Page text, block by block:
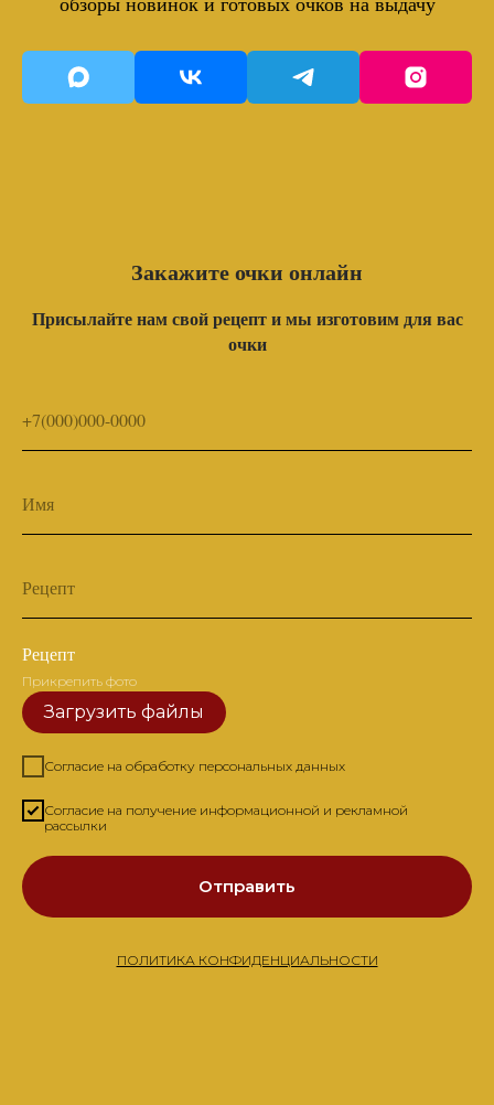
Закажите очки онлайн
Присылайте нам свой рецепт и мы изготовим для вас
очки
+7(000)000-0000
Имя
Рецепт
Рецепт
Прикрепить фото
Загрузить файлы
Согласие на обработку персональных данных
Согласие на получение информационной и рекламной
рассылки
Отправить
ПОЛИТИКА КОНФИДЕНЦИАЛЬНОСТИ